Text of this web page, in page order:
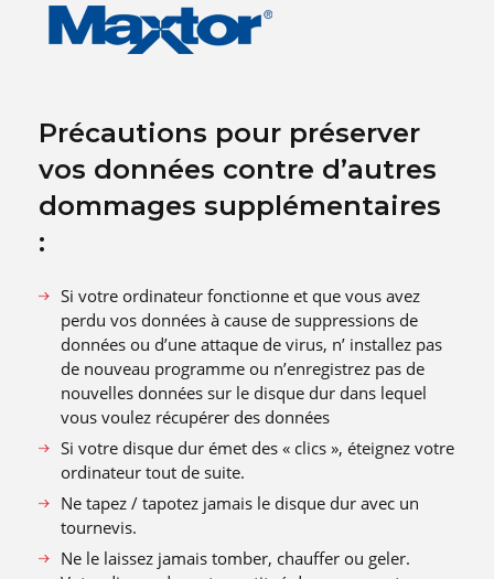
Précautions pour préserver
vos données contre d’autres
dommages supplémentaires
:
Si votre ordinateur fonctionne et que vous avez
perdu vos données à cause de suppressions de
données ou d’une attaque de virus, n’ installez pas
de nouveau programme ou n’enregistrez pas de
nouvelles données sur le disque dur dans lequel
vous voulez récupérer des données
Si votre disque dur émet des « clics », éteignez votre
ordinateur tout de suite.
Ne tapez / tapotez jamais le disque dur avec un
tournevis.
Ne le laissez jamais tomber, chauffer ou geler.